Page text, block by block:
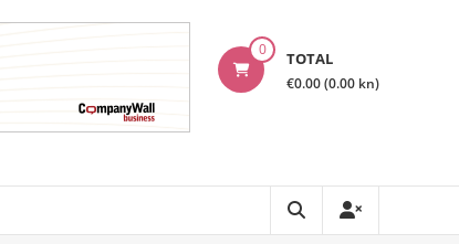
0 TOTAL
€0.00 (0.00 kn)